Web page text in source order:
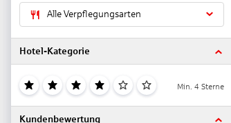
Alle Verpflegungsarten
Hotel-Kategorie
Min. 4 Sterne
Kundenbewertung